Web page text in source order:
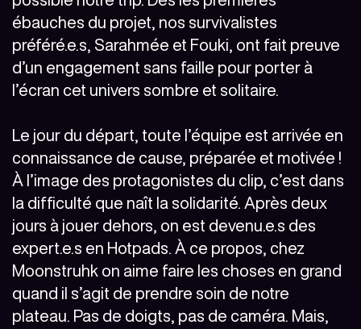
ébauches du projet, nos survivalistes
préféré.e.s, Sarahmée et Fouki, ont fait preuve
d’un engagement sans faille pour porter à
l’écran cet univers sombre et solitaire.
Le jour du départ, toute l’équipe est arrivée en
connaissance de cause, préparée et motivée !
À l’image des protagonistes du clip, c’est dans
la difficulté que naît la solidarité. Après deux
jours à jouer dehors, on est devenu.e.s des
expert.e.s en Hotpads. À ce propos, chez
Moonstruhk on aime faire les choses en grand
quand il s’agit de prendre soin de notre
plateau. Pas de doigts, pas de caméra. Mais,